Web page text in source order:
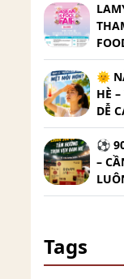
🌞
HÈ
DỄ
MỎI
⚽
–
Tags